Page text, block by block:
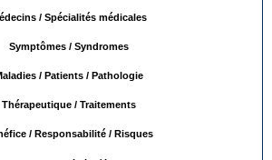
/ Spécialités médicales
Symptômes / Syndromes
/ Patients / Pathologie
Thérapeutique / Traitements
/ Responsabilité / Risques